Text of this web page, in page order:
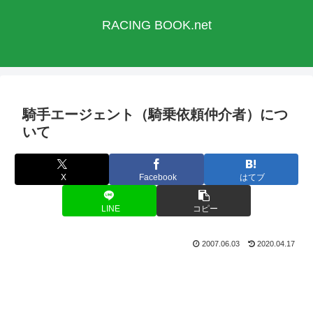
RACING BOOK.net
騎手エージェント（騎乗依頼仲介者）につ
いて
X Facebook はてブ
LINE コピー
2007.06.03 2020.04.17